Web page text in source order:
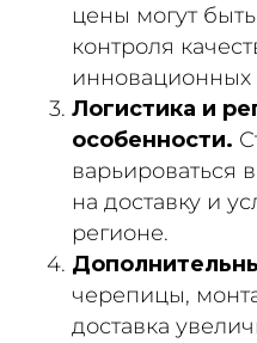
цены могут
контроля
инновационных
Логистика и
особенности.
варьироваться
на доставку и
регионе.
черепицы,
доставка